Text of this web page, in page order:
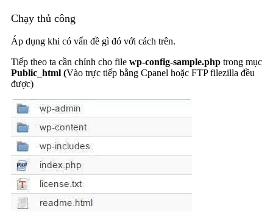
Chạy thủ công
Áp dụng khi có vấn đề gì đó với cách trên.
Tiếp theo ta cần chỉnh cho file wp-config-sample.php trong mục
Public_html (Vào trực tiếp bằng Cpanel hoặc FTP filezilla đều
được)